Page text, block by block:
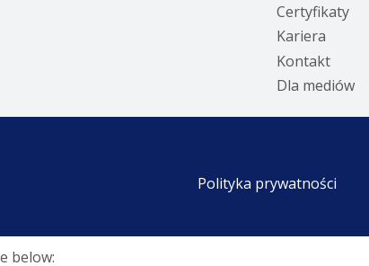
Certyfikaty
Kariera
Kontakt
Dla mediów
Polityka prywatności
below: